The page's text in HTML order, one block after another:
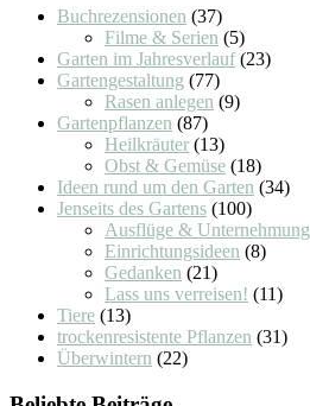
Buchrezensionen (37)
Filme & Serien (5)
Garten im Jahresverlauf(23)
Gartengestaltung (77)
Rasen anlegen (9)
Gartenpflanzen (87)
Heilkräuter (13)
Obst & Gemüse (18)
Ideen rund um den Garten (34)
Jenseits des Gartens (100)
Ausflüge &
Einrichtungsideen (8)
Gedanken (21)
Lass uns verreisen! (11)
Tiere (13)
trockenresistente Pflanzen (31)
Überwintern (22)